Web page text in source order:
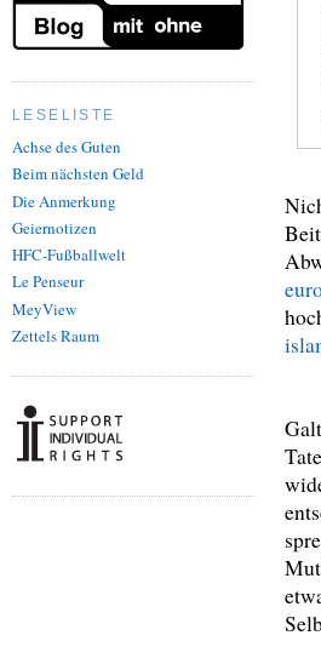
LESELISTE
Achse des Guten
Beim nächsten Geld
Die Anmerkung
Geiernotizen
HFC-Fußballwelt
Le Penseur
MeyView
Zettels Raum